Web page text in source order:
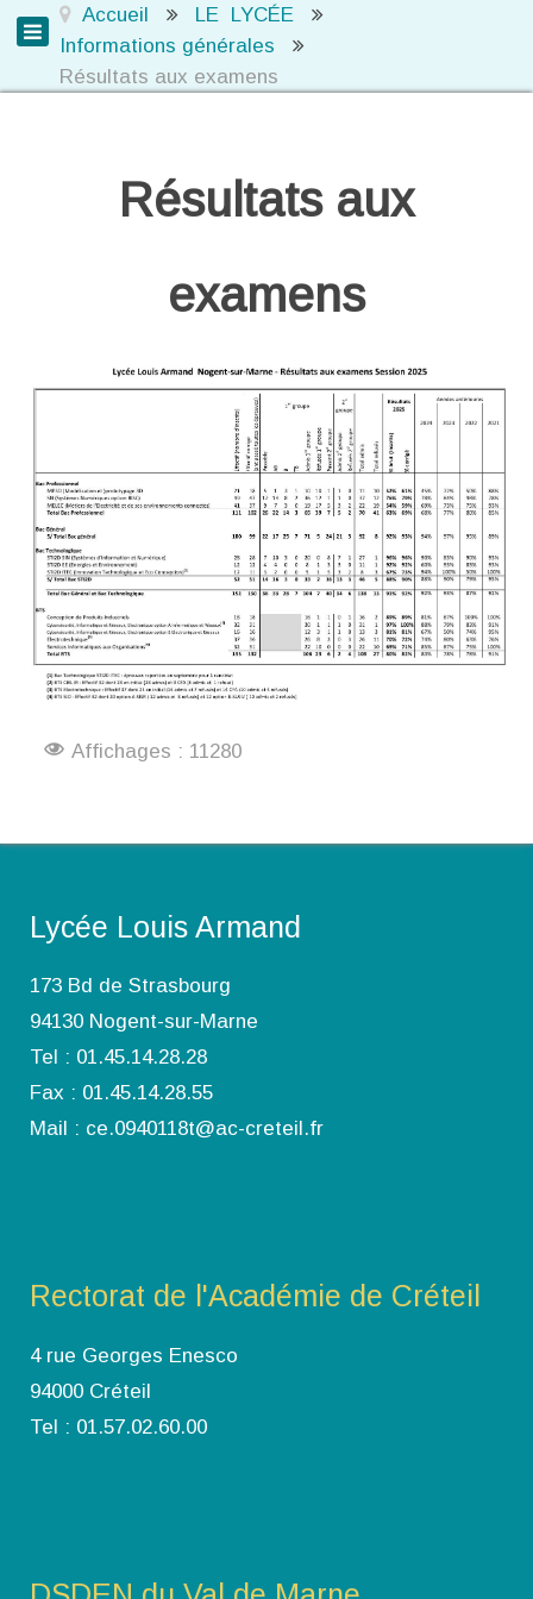
Accueil
LE LYCÉE
Informations générales
Résultats aux examens
Résultats aux
examens
Affichages : 11280
Lycée Louis Armand
173 Bd de Strasbourg
94130 Nogent-sur-Marne
Tel : 01.45.14.28.28
Fax : 01.45.14.28.55
Mail : ce.0940118t@ac-creteil.fr
Rectorat de l'Académie de Créteil
4 rue Georges Enesco
94000 Créteil
Tel : 01.57.02.60.00